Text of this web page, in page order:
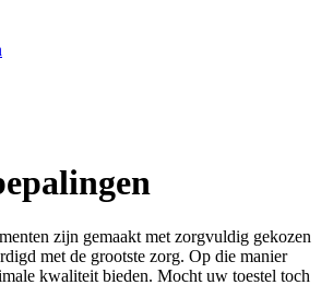
zijn gemaakt met zorgvuldig gekozen
met de grootste zorg. Op die manier
kwaliteit bieden. Mocht uw toestel toch